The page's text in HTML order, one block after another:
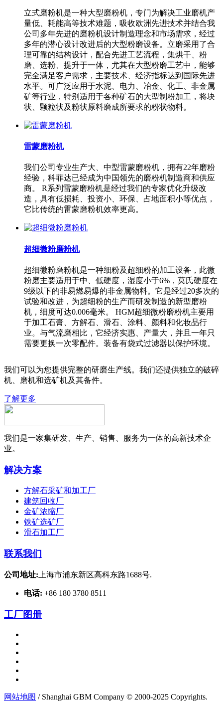
立式磨粉机是一种大型磨粉机，专门为解决工业磨机产
量低、耗能高等技术难题，吸收欧洲先进技术并结合我
公司多年先进的磨粉机设计制造理念和市场需求，经过
多年的潜心设计改进后的大型粉磨设备。立磨采用了合
理可靠的结构设计，配合先进工艺流程，集烘干、粉
磨、选粉、提升于一体，尤其在大型粉磨工艺中，能够
完全满足客户需求，主要技术、经济指标达到国际先进
水平。可广泛应用于水泥、电力、冶金、化工、非金属
矿等行业，特别适用于各种矿石的大型制粉加工，将块
状、颗粒状及粉状原料磨成所要求的粉状物料。
雷蒙磨粉机
我们公司专业生产大、中型雷蒙磨粉机，拥有22年磨粉
经验，科菲达已经成为中国领先的磨粉机制造商和供应
商。 R系列雷蒙磨粉机是经过我们的专家优化升级改
造，具有低损耗、投资小、环保、占地面积小等优点，
它比传统的雷蒙磨粉机效率更高。
超细微粉磨粉机
超细微粉磨粉机是一种细粉及超细粉的加工设备，此微
粉磨主要适用于中、低硬度，湿度小于6%，莫氏硬度在
9级以下的非易燃易爆的非金属物料。它是经过20多次的
试验和改进，为超细粉的生产而研发制造的新型磨粉
机，细度可达0.006毫米。 HGM超细微粉磨粉机主要用
于加工石膏、方解石、滑石、涂料、颜料和化妆品行
业。与气流磨相比，它经济实惠、产量大，并且一年只
需要更换一次零配件。装备有袋式过滤器以保护环境。
我们可以为您提供完整的研磨生产线。我们还提供独立的破碎
机、磨机和选矿机及其备件。
了解更多
我们是一家集研发、生产、销售、服务为一体的高新技术企
业。
解决方案
方解石采矿和加工厂
建筑回收厂
金矿浓缩厂
铁矿选矿厂
滑石加工厂
联系我们
公司地址: 上海市浦东新区高科东路1688号.
电话: +86 180 3780 8511
工厂图册
网站地图 / Shanghai GBM Company © 2000-2025 Copyrights.